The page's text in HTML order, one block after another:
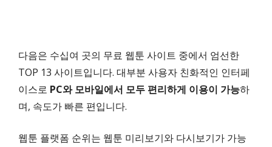
다음은 수십여 곳의 무료 웹툰 사이트 중에서 엄선한
TOP 13 사이트입니다. 대부분 사용자 친화적인 인터페
이스로 PC와 모바일에서 모두 편리하게 이용이 가능하
며, 속도가 빠른 편입니다.
웹툰 플랫폼 순위는 웹툰 미리보기와 다시보기가 가능